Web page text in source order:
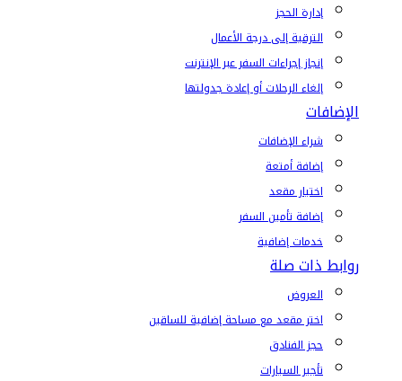
إدارة الحجز
الترقية إلى درجة الأعمال
إنجاز إجراءات السفر عبر الإنترنت
إلغاء الرحلات أو إعادة جدولتها
الإضافات
شراء الإضافات
إضافة أمتعة
اختيار مقعد
إضافة تأمين السفر
خدمات إضافية
روابط ذات صلة
العروض
اختر مقعد مع مساحة إضافية للساقين
حجز الفنادق
تأجير السيارات